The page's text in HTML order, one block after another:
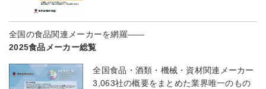
全国の食品関連メーカーを網羅――
2025食品メーカー総覧
全国食品・酒類・機械・資材関連メーカー
3,063社の概要をまとめた業界唯一のもの